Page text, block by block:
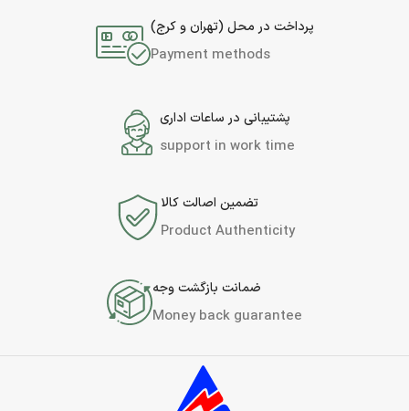
پرداخت در محل (تهران و کرج)
Payment methods
پشتیبانی در ساعات اداری
support in work time
تضمین اصالت کالا
Product Authenticity
ضمانت بازگشت وجه
Money back guarantee